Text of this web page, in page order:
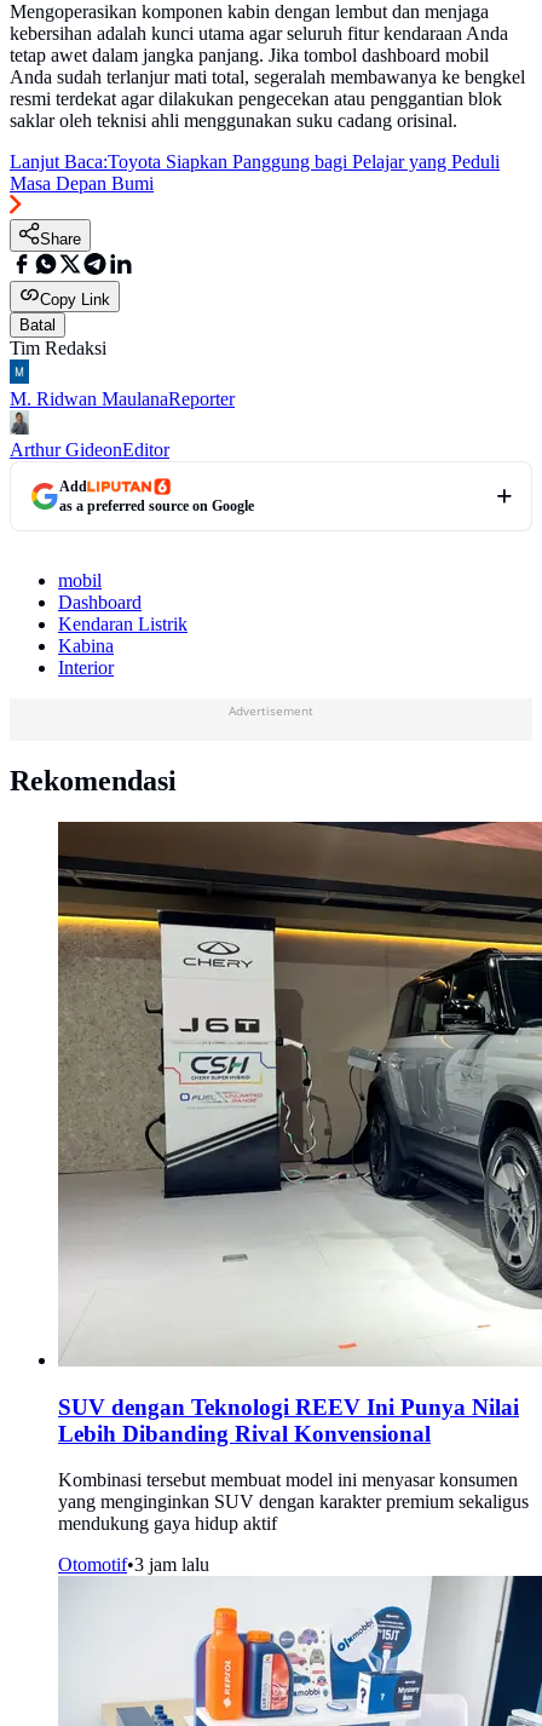
Mengoperasikan komponen kabin dengan lembut dan menjaga
kebersihan adalah kunci utama agar seluruh fitur kendaraan Anda
tetap awet dalam jangka panjang. Jika tombol dashboard mobil
Anda sudah terlanjur mati total, segeralah membawanya ke bengkel
resmi terdekat agar dilakukan pengecekan atau penggantian blok
saklar oleh teknisi ahli menggunakan suku cadang orisinal.
Lanjut Baca:Toyota Siapkan Panggung bagi Pelajar yang Peduli
Masa Depan Bumi
Share
Copy Link
Batal
Tim Redaksi
M. Ridwan MaulanaReporter
Arthur GideonEditor
Add
as a preferred source on Google
mobil
Dashboard
Kendaran Listrik
Kabina
Interior
Advertisement
Rekomendasi
SUV dengan Teknologi REEV Ini Punya Nilai
Lebih Dibanding Rival Konvensional
Kombinasi tersebut membuat model ini menyasar konsumen
yang menginginkan SUV dengan karakter premium sekaligus
mendukung gaya hidup aktif
Otomotif•3 jam lalu